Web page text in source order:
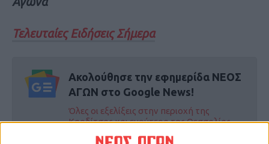
Τελευταίες Ειδήσεις Σήμερα
Ακολούθησε την εφημερίδα ΝΕΟΣ
ΑΓΩΝ στο Google News!
Όλες οι εξελίξεις στην περιοχή της
Καρδίτσας και ευρύτερα της Θεσσαλίας